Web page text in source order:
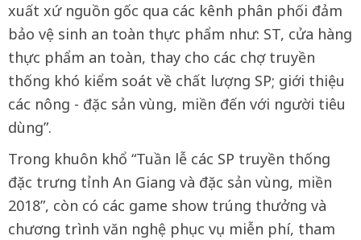
xuất xứ nguồn gốc qua các kênh phân phối đảm
bảo vệ sinh an toàn thực phẩm như: ST, cửa hàng
thực phẩm an toàn, thay cho các chợ truyền
thống khó kiểm soát về chất lượng SP; giới thiệu
các nông - đặc sản vùng, miền đến với người tiêu
dùng”.
Trong khuôn khổ “Tuần lễ các SP truyền thống
đặc trưng tỉnh An Giang và đặc sản vùng, miền
2018”, còn có các game show trúng thưởng và
chương trình văn nghệ phục vụ miễn phí, tham